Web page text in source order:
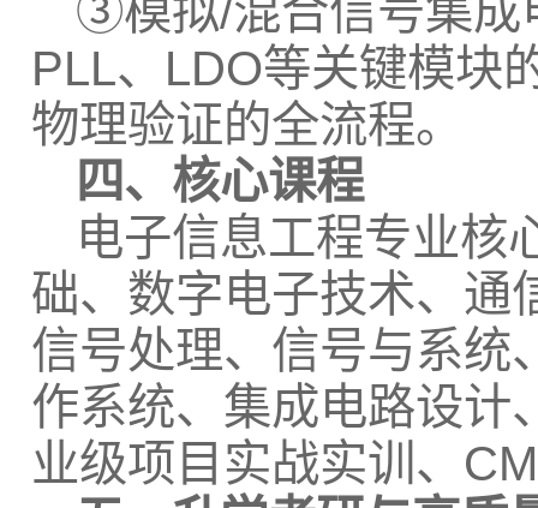
③模拟/混合信号集成
PLL、LDO等关键模块
物理验证的全流程。
四、核心课程
电子信息工程专业核
础、数字电子技术、通
信号处理、信号与系统
作系统、集成电路设计
业级项目实战实训、